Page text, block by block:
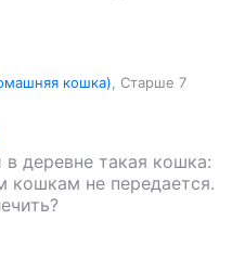
кошка)
Старше 7
деревне такая кошка:
кошкам не передается.